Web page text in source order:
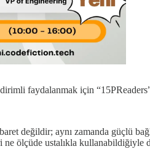
faydalanmak için
değildir; aynı zamanda güçlü
ölçüde ustalıkla kullanabildiğiyle